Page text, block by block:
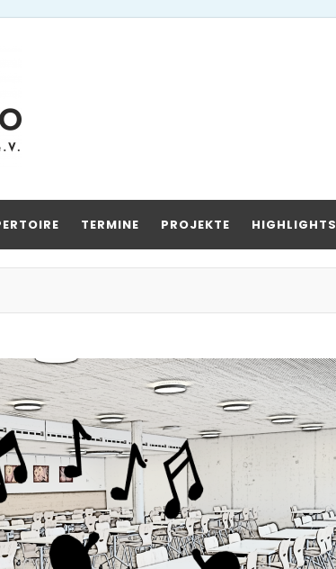
TERMINE PROJEKTE HIGHLIGHTS